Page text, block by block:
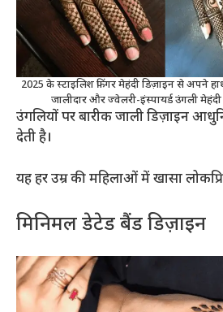
2025 के स्टाइलिश फिंगर मेहंदी डिज़ाइन से अपने
जालीदार और ज्वेलरी-इंस्पायर्ड उंगली
उंगलियों पर बारीक जाली डिज़ाइन
देती है।
यह हर उम्र की महिलाओं में खासा
मिनिमल डेटेड बैंड डिज़ाइन